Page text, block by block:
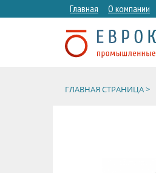
Главная О компании
ГЛАВНАЯ СТРАНИЦА >